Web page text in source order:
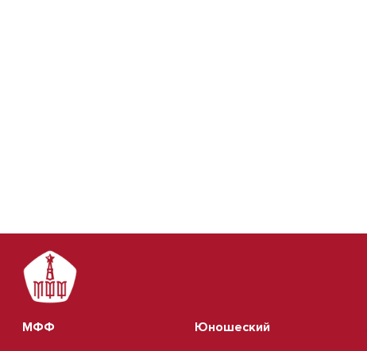
МФФ Юношеский